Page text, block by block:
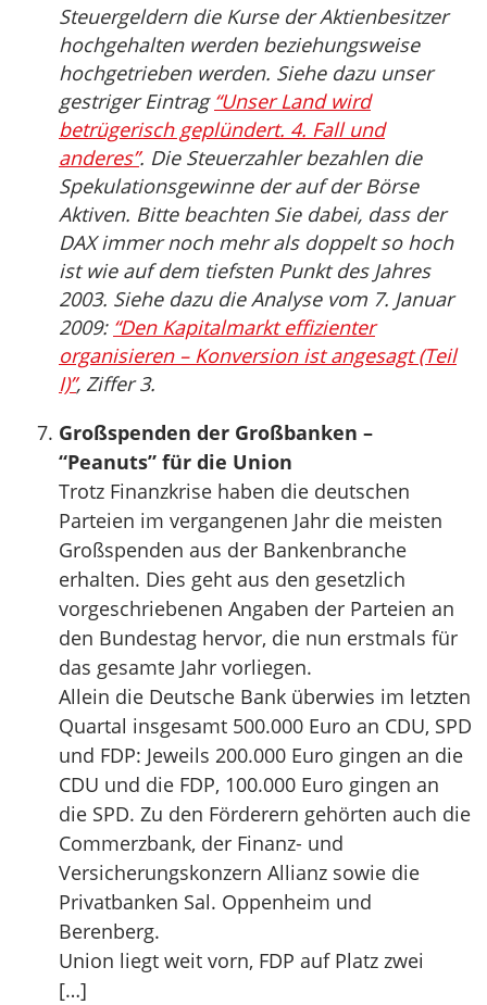
Steuergeldern die Kurse der Aktienbesitzer
hochgehalten werden beziehungsweise
hochgetrieben werden. Siehe dazu unser
gestriger Eintrag “Unser Land wird
betrügerisch geplündert. 4. Fall und
anderes”. Die Steuerzahler bezahlen die
Spekulationsgewinne der auf der Börse
Aktiven. Bitte beachten Sie dabei, dass der
DAX immer noch mehr als doppelt so hoch
ist wie auf dem tiefsten Punkt des Jahres
2003. Siehe dazu die Analyse vom 7. Januar
2009: “Den Kapitalmarkt effizienter
organisieren – Konversion ist angesagt (Teil
I)”, Ziffer 3.
Großspenden der Großbanken –
“Peanuts” für die Union
Trotz Finanzkrise haben die deutschen
Parteien im vergangenen Jahr die meisten
Großspenden aus der Bankenbranche
erhalten. Dies geht aus den gesetzlich
vorgeschriebenen Angaben der Parteien an
den Bundestag hervor, die nun erstmals für
das gesamte Jahr vorliegen.
Allein die Deutsche Bank überwies im letzten
Quartal insgesamt 500.000 Euro an CDU, SPD
und FDP: Jeweils 200.000 Euro gingen an die
CDU und die FDP, 100.000 Euro gingen an
die SPD. Zu den Förderern gehörten auch die
Commerzbank, der Finanz- und
Versicherungskonzern Allianz sowie die
Privatbanken Sal. Oppenheim und
Berenberg.
Union liegt weit vorn, FDP auf Platz zwei
[…]